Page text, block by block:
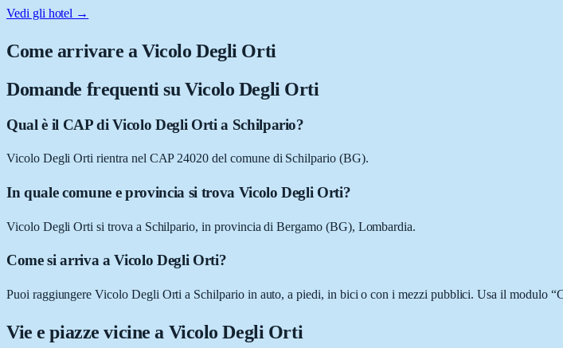
Vedi gli hotel →
Come arrivare aVicolo Degli Orti
Domande frequenti su Vicolo Degli Orti
Qual è il CAP di Vicolo Degli Orti a Schilpario?
Vicolo Degli Orti rientra nel CAP 24020 del comune di Schilpario (BG).
In quale comune e provincia si trova Vicolo Degli Orti?
Vicolo Degli Orti si trova a Schilpario, in provincia di Bergamo (BG), Lombardia.
Come si arriva a Vicolo Degli Orti?
Puoi raggiungere Vicolo Degli Orti a Schilpario in auto, a piedi, in bici o con i mezzi pubblici. Usa il modulo
Vie e piazze vicine a Vicolo Degli Orti